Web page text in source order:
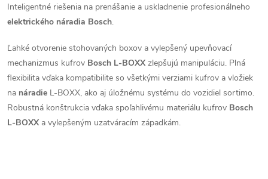
á
d
a
c
i
Inteligentné riešenia na prenášanie a uskladnenie profesionálneho
elektrického náradia Bosch.
Ľahké otvorenie stohovaných boxov a vylepšený upevňovací
mechanizmus kufrov Bosch L-BOXX zlepšujú manipuláciu. Plná
flexibilita vďaka kompatibilite so všetkými verziami kufrov a vložiek
na náradie L-BOXX, ako aj úložnému systému do vozidiel sortimo.
Robustná konštrukcia vďaka spoľahlivému materiálu kufrov Bosch
L-BOXX a vylepšeným uzatváracím západkám.